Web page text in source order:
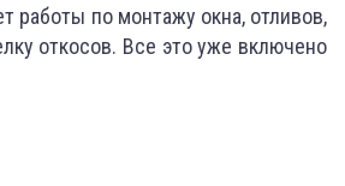
работы по монтажу окна, отливов,
откосов. Все это уже включено